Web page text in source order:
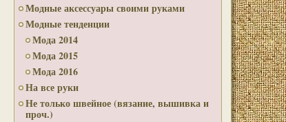
Модные аксессуары своими руками
Модные тенденции
Мода 2014
Мода 2015
Мода 2016
На все руки
Не только швейное (вязание, вышивка и
проч.)